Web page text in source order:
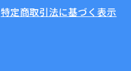
特定商取引法に基づく表示